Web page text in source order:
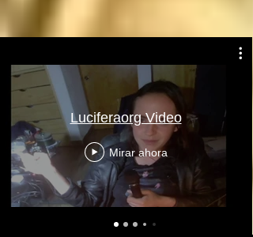
Luciferaorg Video
Mirar ahora